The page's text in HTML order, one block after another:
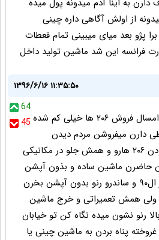
به اینا آدم میدونه پول میده
از اولش آگاهی داره چینی
پژو بعد میای میبینی تمام قعطات
فرانسه این شد ماشین تولید داخل
۱۳۹۶/۶/۱۶ ۱۱:۳۵:۵۰
64
45 سلام دقت کرده باشی امسال فروش ۲۰۶ ها خیلی کم شده
دارن میفروشن مردم دیدن
تجربه کردن پر خرج بودن ۲۰۶ هارو و همش جلو در مکانیکی
حاضرن ماشین ساده و بذون آپشن
مثل تندر و پارس تندر ال۹۰ و ساندرو رنو بدون آپشن بخرن
ولی همش تعمیراتی و خرج ماشین
رنو نشون میده نگاه کن تو خیابان
پناه بردن به ماشین چینی یا